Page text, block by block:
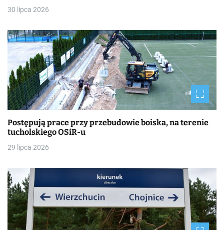
30 lipca 2026
Postępują prace przy przebudowie boiska, na terenie
tucholskiego OSiR-u
29 lipca 2026